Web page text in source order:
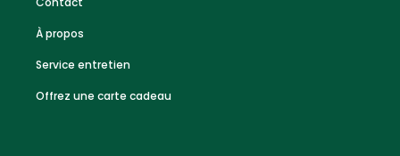
À propos
Service entretien
Offrez une carte cadeau